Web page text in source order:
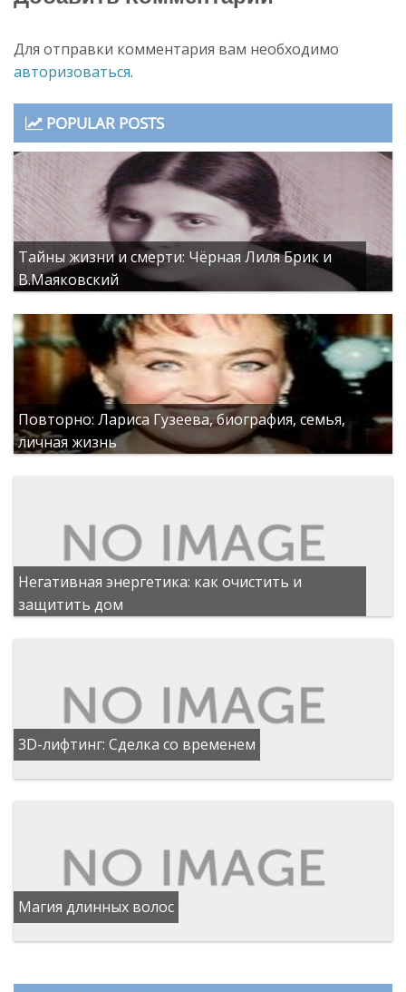
Для отправки комментария вам необходимо
авторизоваться.
POPULAR POSTS
Тайны жизни и смерти: Чёрная Лиля Брик и
В.Маяковский
Повторно: Лариса Гузеева, биография, семья,
личная жизнь
Негативная энергетика: как очистить и
защитить дом
3D-лифтинг: Сделка со временем
Магия длинных волос